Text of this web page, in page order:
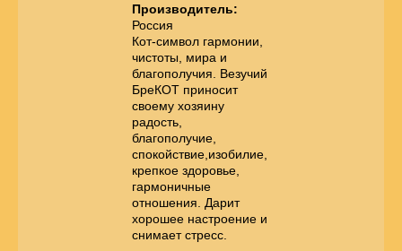
Производитель:
Россия
Кот-символ гармонии,
чистоты, мира и
благополучия. Везучий
БреКОТ приносит
своему хозяину
радость,
благополучие,
спокойствие,изобилие,
крепкое здоровье,
гармоничные
отношения. Дарит
хорошее настроение и
снимает стресс.